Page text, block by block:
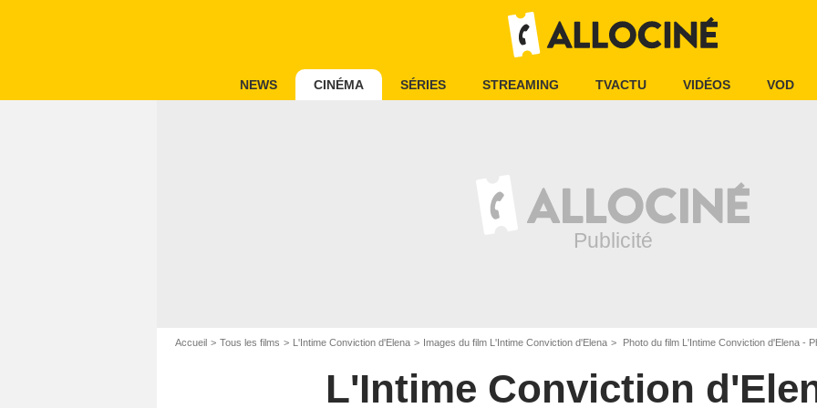
NEWS CINÉMA SÉRIES STREAMING TVACTU VIDÉOS VOD
Accueil Tous les films L'Intime Conviction d'Elena Images du film L'Intime Conviction d'Elena Photo du film L'Intime Conviction d'Elena -
L'Intime Conviction